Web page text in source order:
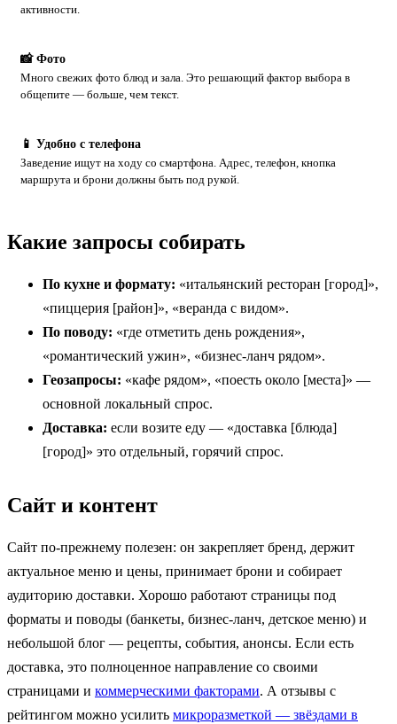
активности.
📸 Фото
Много свежих фото блюд и зала. Это решающий фактор выбора в
общепите — больше, чем текст.
📱 Удобно с телефона
Заведение ищут на ходу со смартфона. Адрес, телефон, кнопка
маршрута и брони должны быть под рукой.
Какие запросы собирать
По кухне и формату: «итальянский ресторан [город]»,
«пиццерия [район]», «веранда с видом».
По поводу: «где отметить день рождения»,
«романтический ужин», «бизнес-ланч рядом».
Геозапросы: «кафе рядом», «поесть около [места]» —
основной локальный спрос.
Доставка: если возите еду — «доставка [блюда]
[город]» это отдельный, горячий спрос.
Сайт и контент
Сайт по-прежнему полезен: он закрепляет бренд, держит
актуальное меню и цены, принимает брони и собирает
аудиторию доставки. Хорошо работают страницы под
форматы и поводы (банкеты, бизнес-ланч, детское меню) и
небольшой блог — рецепты, события, анонсы. Если есть
доставка, это полноценное направление со своими
страницами и коммерческими факторами. А отзывы с
рейтингом можно усилить микроразметкой — звёздами в